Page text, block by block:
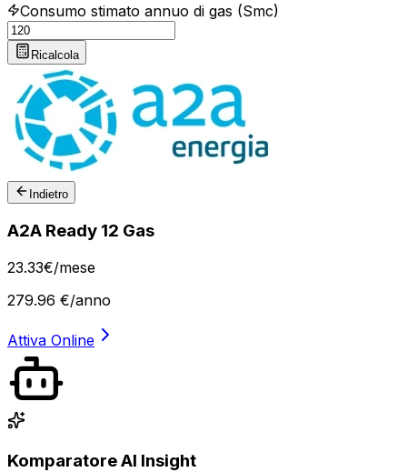
Consumo stimato annuo di gas (Smc)
Ricalcola
Indietro
A2A Ready 12 Gas
23.33€/mese
279.96 €/anno
Attiva Online
Komparatore AI Insight